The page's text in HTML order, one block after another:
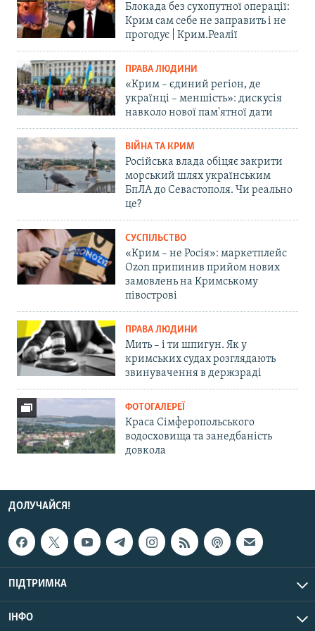
Блокада без сухопутної операції:
Крим сам себе не заправить і не
прогодує | Крим.Реалії
ПРАВА ЛЮДИНИ
«Крим – єдиний регіон, де
українці – меншість»: дискусія
навколо нової пам'ятної дати
ВІЙНА ТА КРИМ
Російська влада обіцяє закрити
морський шлях українським
БпЛА до Севастополя. Чи реально
це?
СУСПІЛЬСТВО
«Крим – не Росія»: маркетплейс
Ozon припинив прийом нових
замовлень на Кримському
півострові
ПРАВА ЛЮДИНИ
Мить – і ти шпигун. Як у
кримських судах розглядають
звинувачення в держзраді
ФОТОГАЛЕРЕЇ
Краса Сімферопольського
водосховища та занедбаність
довкола
ДОЛУЧАЙСЯ!
ПІДТРИМКА
ІНФО